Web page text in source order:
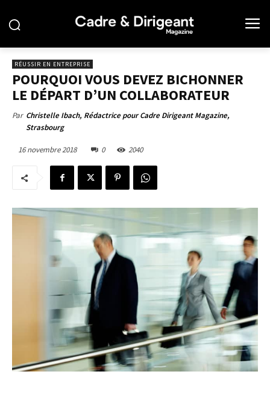
RÉUSSIR EN ENTREPRISE
POURQUOI VOUS DEVEZ BICHONNER
LE DÉPART D’UN COLLABORATEUR
Par Christelle Ibach, Rédactrice pour Cadre Dirigeant Magazine,
Strasbourg
16 novembre 2018 0 2040